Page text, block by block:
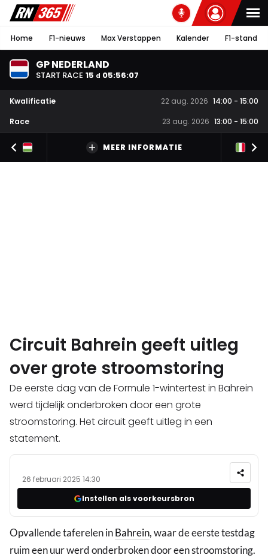
Home F1-nieuws Max Verstappen Kalender F1-stand
GP NEDERLAND
START RACE 15 d 05:56:06
Kwalificatie 22 aug. 2026 14:00 - 15:00
Race
23 aug. 2026 13:00 - 15:00
MEER INFORMATIE
Circuit Bahrein geeft uitleg
over grote stroomstoring
De eerste dag van de Formule 1-wintertest in Bahrein
werd tijdelijk onderbroken door een grote
stroomstoring. Het circuit geeft uitleg in een
statement.
26 februari 2025 14:30
Instellen als voorkeursbron
Opvallende taferelen inBahrein, waar de eerste testdag
ruim een uur werd onderbroken door een stroomstoring.